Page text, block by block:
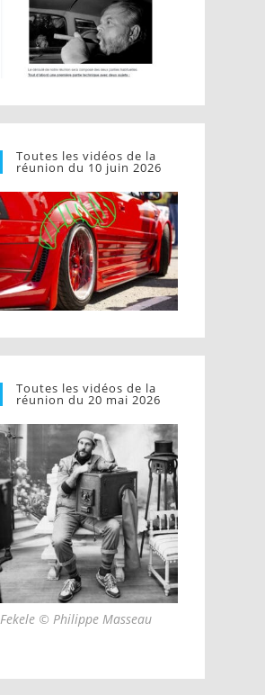
Toutes les vidéos de la
réunion du 10 juin 2026
Toutes les vidéos de la
réunion du 20 mai 2026
Fekele © Philippe Masseau